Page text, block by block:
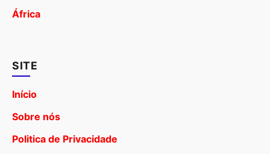
África
SITE
Início
Sobre nós
Politica de Privacidade